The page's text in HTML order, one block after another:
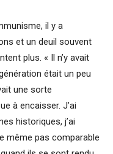
il y a
et un deuil souvent
plus. « Il n’y avait
était un peu
une sorte
à encaisser. J’ai
historiques, j’ai
même pas comparable